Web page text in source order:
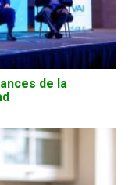
de la